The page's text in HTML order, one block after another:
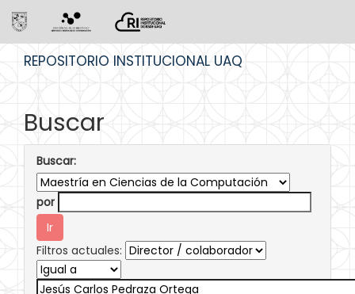
REPOSITORIO INSTITUCIONAL UAQ
Buscar
Buscar:
por
Filtros actuales: